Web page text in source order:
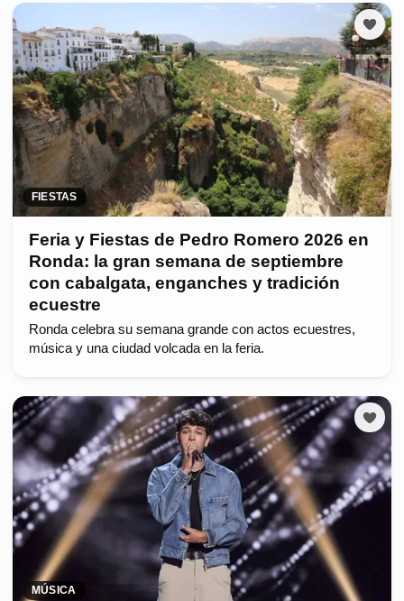
FIESTAS
Feria y Fiestas de Pedro Romero 2026 en
Ronda: la gran semana de septiembre
con cabalgata, enganches y tradición
ecuestre
Ronda celebra su semana grande con actos ecuestres,
música y una ciudad volcada en la feria.
MÚSICA